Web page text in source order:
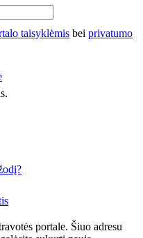
taisyklėmis bei privatumo
portale. Šiuo adresu